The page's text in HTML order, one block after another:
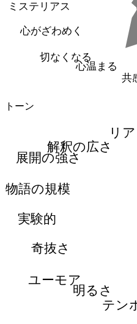
共
心温まる
切なくなる
心がざわめく
ミステリアス
トーン
リ
テン
明るさ
ユーモア
奇抜さ
実験的
物語の規模
展開の強さ
解釈の広さ